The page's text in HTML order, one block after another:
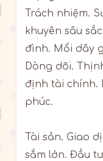
Trách nhiệm.
khuyên sâu
đình. Mối dây
Dòng dõi.
định tài chính.
phúc.
Tài sản. Giao
sắm lớn. Đầu